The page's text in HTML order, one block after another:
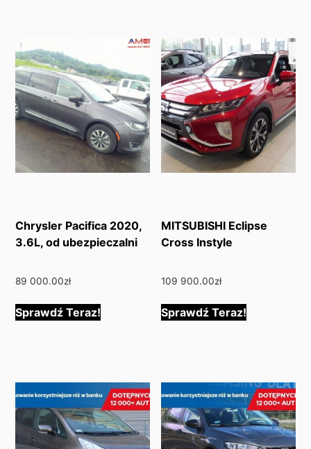
Chrysler Pacifica 2020,
3.6L, od ubezpieczalni
89 000.00zł
Sprawdź Teraz!
MITSUBISHI Eclipse
Cross Instyle
109 900.00zł
Sprawdź Teraz!